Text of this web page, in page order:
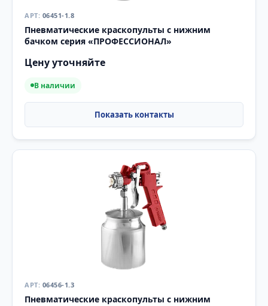
06451-1.8
Пневматические краскопульты с нижним
бачком серия «ПРОФЕССИОНАЛ»
Цену уточняйте
В наличии
06456-1.3
Пневматические краскопульты с нижним